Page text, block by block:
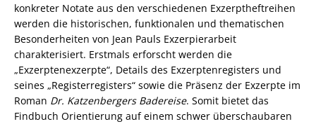
konkreter Notate aus den verschiedenen Exzerptheftreihen
werden die historischen, funktionalen und thematischen
Besonderheiten von Jean Pauls Exzerpierarbeit
charakterisiert. Erstmals erforscht werden die
„Exzerptenexzerpte“, Details des Exzerptenregisters und
seines „Registerregisters“ sowie die Präsenz der Exzerpte im
Roman Dr. Katzenbergers Badereise. Somit bietet das
Findbuch Orientierung auf einem schwer überschaubaren